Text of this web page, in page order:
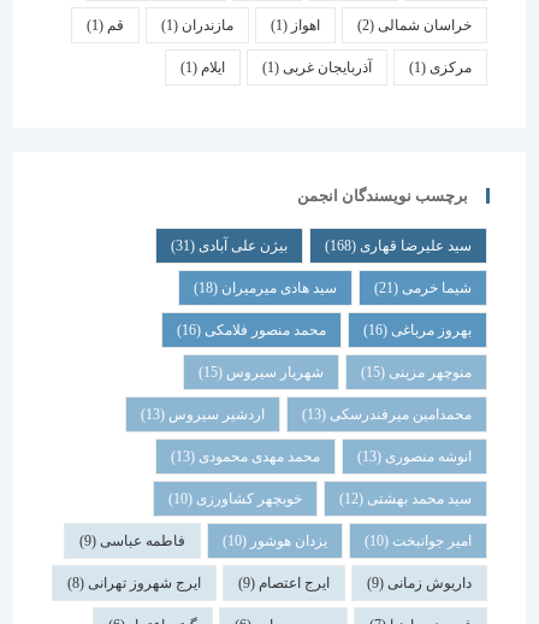
خراسان شمالی(2) اهواز مازندران(1) قم
(1) آذربایجان غربی(1) ایلام
برچسب نویسندگان انجمن
سید علیرضا قهاری(168) بیژن علی آبادی(31)
شیما خرمی(21) سید هادی میرمیران(18)
بهروز مرباغی (16) محمد منصور فلامکی (16)
منوچهر مزینی(15) شهریار سیروس(15)
محمدامین میرفندرسکی(13) اردشیر سیروس(13)
انوشه منصوری(13) محمد مهدی محمودی(13)
سید محمد بهشتی(12) خوبچهر کشاورزی(10)
امیر جوانبخت(10) یزدان هوشور(10) فاطمه عباسی(9)
داریوش زمانی(9) ایرج اعتصام(9) ایرج شهروز تهرانی(8)